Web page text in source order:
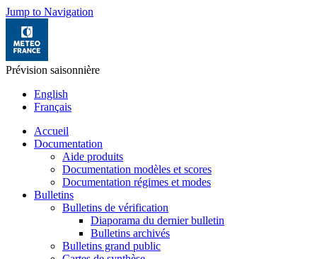
Jump to Navigation
Prévision saisonnière
English
Français
Accueil
Documentation
Aide produits
Documentation modèles et scores
Documentation régimes et modes
Bulletins
Bulletins de vérification
Diaporama du dernier bulletin
Bulletins archivés
Bulletins grand public